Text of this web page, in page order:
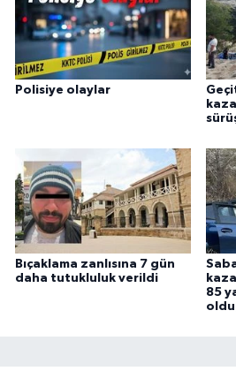
Polisiye olaylar
Bıçaklama zanlısına 7 gün
daha tutukluluk verildi
85